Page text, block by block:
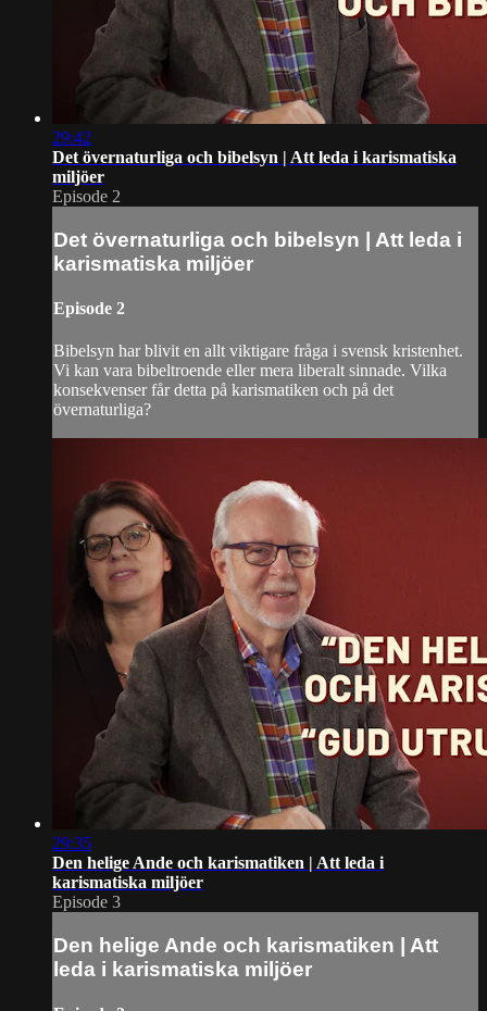
29:42
Det övernaturliga och bibelsyn | Att leda i karismatiska
miljöer
Episode 2
Det övernaturliga och bibelsyn | Att leda i
karismatiska miljöer
Episode 2
Bibelsyn har blivit en allt viktigare fråga i svensk kristenhet.
Vi kan vara bibeltroende eller mera liberalt sinnade. Vilka
konsekvenser får detta på karismatiken och på det
övernaturliga?
29:35
Den helige Ande och karismatiken | Att leda i
karismatiska miljöer
Episode 3
Den helige Ande och karismatiken | Att
leda i karismatiska miljöer